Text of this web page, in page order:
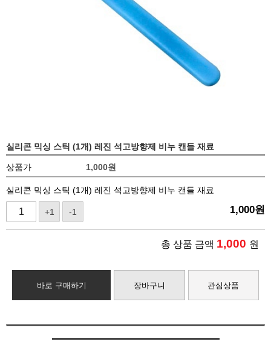
실리콘 믹싱 스틱 (1개) 레진 석고방향제 비누 캔들 재료
상품가 1,000원
실리콘 믹싱 스틱 (1개) 레진 석고방향제 비누 캔들 재료
+1 -1 1,000원
총 상품 금액 1,000 원
바로 구매하기 장바구니 관심상품